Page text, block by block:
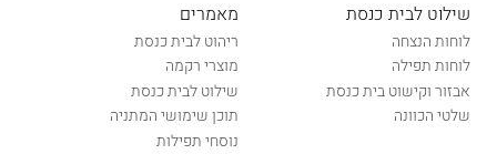
שילוט לבית כנסת
לוחות הנצחה
לוחות תפילה
אבזור וקישוט בית כנסת
שלטי הכוונה
מאמרים
ריהוט לבית כנסת
מוצרי רקמה
שילוט לבית כנסת
תוכן שימושי המתניה
נוסחי תפילות